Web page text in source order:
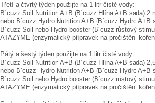
Třetí a čtvrtý týden použijte na 1 litr čisté vody:
B´cuzz Soil Nutrition A+B (B´cuzz Hlína A+B sada) 2
nebo B´cuzz Hydro Nutrition A+B (B´cuzz Hydro A+B
B´cuzz Soil nebo Hydro booster (B´cuzz růstový
ATAZYME (enzymatický přípravek na pročištění
Pátý a šestý týden použijte na 1 litr čisté vody:
B´cuzz Soil Nutrition A+B (B´cuzz Hlína A+B sada)
nebo B´cuzz Hydro Nutrition A+B (B´cuzz Hydro A+B
B´cuzz Soil nebo Hydro booster (B´cuzz růstový
ATAZYME (enzymatický přípravek na pročištění